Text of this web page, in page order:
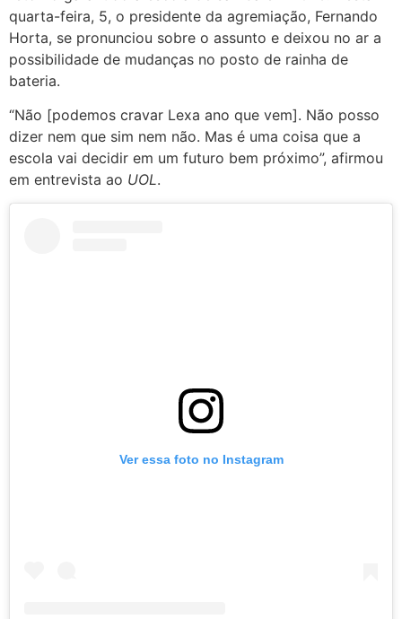
quarta-feira, 5, o presidente da agremiação, Fernando
Horta, se pronunciou sobre o assunto e deixou no ar a
possibilidade de mudanças no posto de rainha de
bateria.
“Não [podemos cravar Lexa ano que vem]. Não posso
dizer nem que sim nem não. Mas é uma coisa que a
escola vai decidir em um futuro bem próximo”, afirmou
em entrevista ao UOL.
Ver essa foto no Instagram